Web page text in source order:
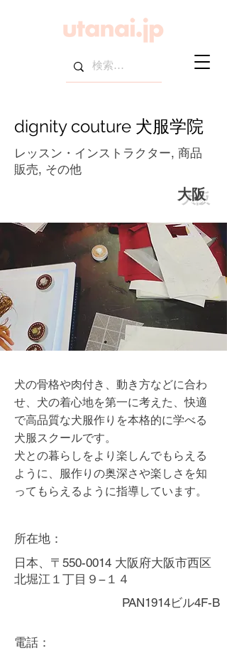
dignity couture 犬服学院
レッスン・インストラクター, 商品
販売, その他
大阪
犬の骨格や肉付き、動き方などに合わ
せ、犬の着心地を第一に考えた、快適
で高品質な犬服作りを本格的に学べる
犬服スクールです。
犬との暮らしをより楽しんでもらえる
ように、服作りの奥深さや楽しさを知
ってもらえるように指導しています。
所在地：
日本、〒550-0014 大阪府大阪市西区
北堀江１丁目９−１４
PAN1914ビル4F-B
電話：